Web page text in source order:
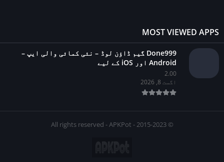
MOST VIEWED APPS
Done999 گیم ڈاؤن لوڈ – نئی کمائی والی ایپ –
Android اور iOS کے لیے
2.00
اگست 8, 2026
© 2015-2023 - All rights reserved - APKPot